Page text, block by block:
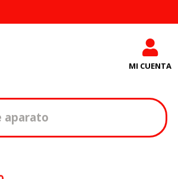
MI CUENTA